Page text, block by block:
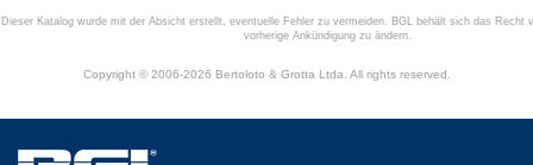
Dieser Katalog wurde mit der Absicht erstellt, eventuelle Fehler zu vermeiden. BGL behält sich das Recht
vorherige Ankündigung zu ändern.
Copyright © 2006-2026 Bertoloto & Grotta Ltda. All rights reserved.